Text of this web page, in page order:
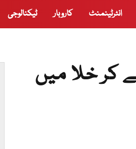
انٹرٹینمنٹ کاروبار ٹیکنالوجی
کر خلا میں